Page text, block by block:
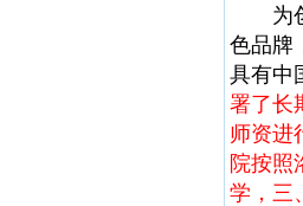
为创
色品牌
具有中
署了长
师资进
院按照
学，三